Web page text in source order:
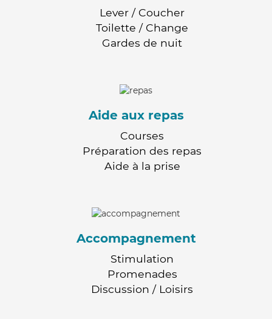
Lever / Coucher
Toilette / Change
Gardes de nuit
Aide aux repas
Courses
Préparation des repas
Aide à la prise
Accompagnement
Stimulation
Promenades
Discussion / Loisirs